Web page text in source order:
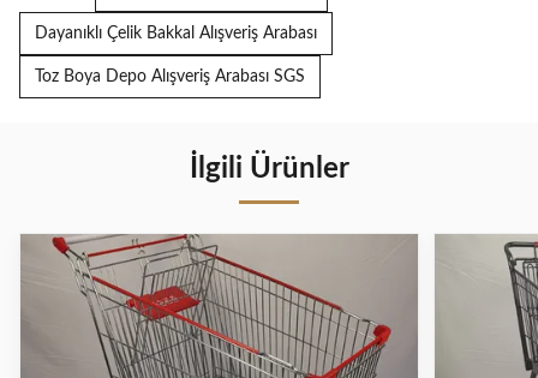
Dayanıklı Çelik Bakkal Alışveriş Arabası
Toz Boya Depo Alışveriş Arabası SGS
İlgili Ürünler